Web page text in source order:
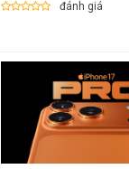
đánh giá